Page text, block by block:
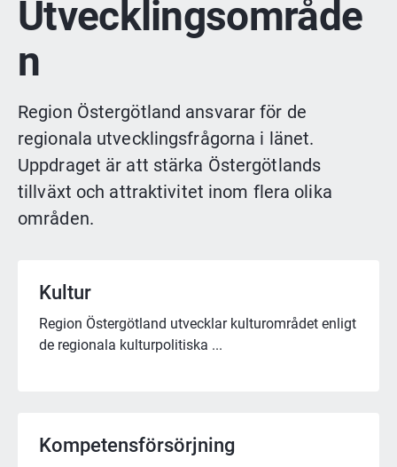
Utvecklingsområde
n
Region Östergötland ansvarar för de
regionala utvecklingsfrågorna i länet.
Uppdraget är att stärka Östergötlands
tillväxt och attraktivitet inom flera olika
områden.
Kultur ­
Region Östergötland utvecklar kulturområdet enligt
de regionala kulturpolitiska ...
Kompetens­­försörjning